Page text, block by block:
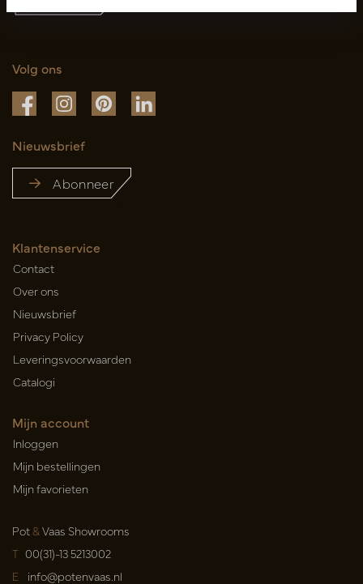
Volg ons
Nieuwsbrief
Abonneer
Klantenservice
Contact
Over ons
Nieuwsbrief
Privacy Policy
Leveringsvoorwaarden
Catalogi
Mijn account
Inloggen
Mijn bestellingen
Mijn favorieten
Pot&Vaas Showrooms
T 00(31)-13 5213002
E info@potenvaas.nl